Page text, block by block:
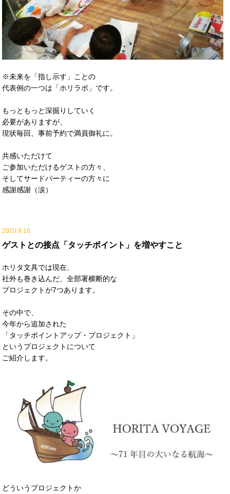
※未来を「指し示す」ことの
代表例の一つは「ホリラボ」です。
もっともっと深掘りしていく
必要がありますが、
現状毎回、事前予約で満員御礼に。
共感いただけて
ご参加いただけるゲストの方々、
そしてサードパーティーの方々に
感謝感謝（涙）
2020.9.18
ゲストとの接点「タッチポイント」を増やすこと
ホリタ文具では現在、
社外も巻き込んだ、全部署横断的な
プロジェクトが7つあります。
その中で、
今年から追加された
「タッチポイントアップ・プロジェクト」
というプロジェクトについて
ご紹介します。
どういうプロジェクトか